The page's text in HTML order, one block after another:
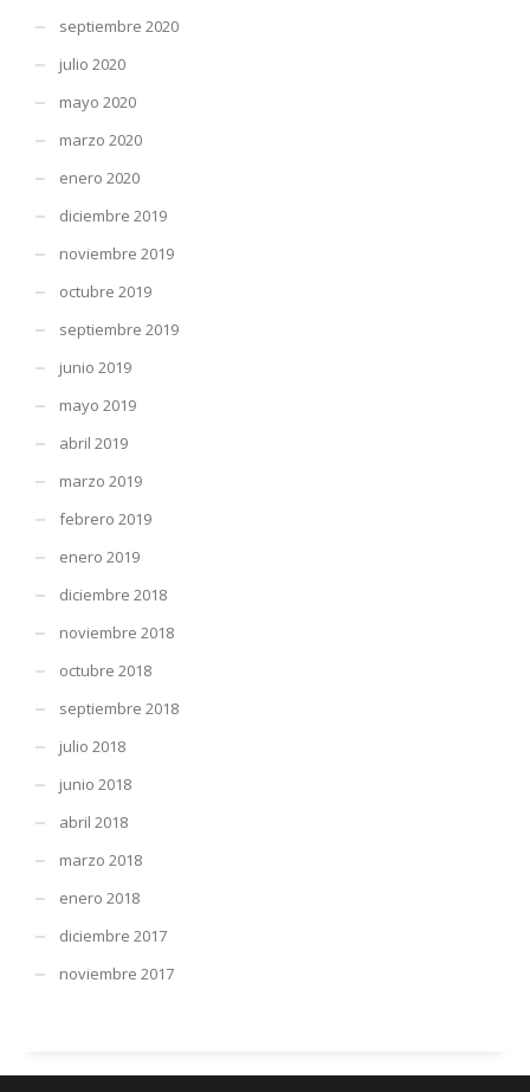
septiembre 2020
julio 2020
mayo 2020
marzo 2020
enero 2020
diciembre 2019
noviembre 2019
octubre 2019
septiembre 2019
junio 2019
mayo 2019
abril 2019
marzo 2019
febrero 2019
enero 2019
diciembre 2018
noviembre 2018
octubre 2018
septiembre 2018
julio 2018
junio 2018
abril 2018
marzo 2018
enero 2018
diciembre 2017
noviembre 2017